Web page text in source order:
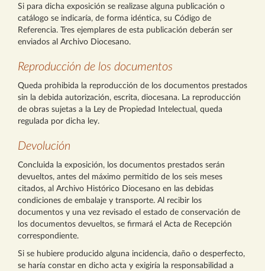
Si para dicha exposición se realizase alguna publicación o
catálogo se indicaría, de forma idéntica, su Código de
Referencia. Tres ejemplares de esta publicación deberán ser
enviados al Archivo Diocesano.
Reproducción de los documentos
Queda prohibida la reproducción de los documentos prestados
sin la debida autorización, escrita, diocesana. La reproducción
de obras sujetas a la Ley de Propiedad Intelectual, queda
regulada por dicha ley.
Devolución
Concluida la exposición, los documentos prestados serán
devueltos, antes del máximo permitido de los seis meses
citados, al Archivo Histórico Diocesano en las debidas
condiciones de embalaje y transporte. Al recibir los
documentos y una vez revisado el estado de conservación de
los documentos devueltos, se firmará el Acta de Recepción
correspondiente.
Si se hubiere producido alguna incidencia, daño o desperfecto,
se haría constar en dicho acta y exigiría la responsabilidad a